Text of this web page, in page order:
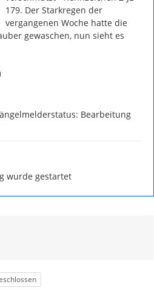
179. Der Starkregen der
vergangenen Woche hatte die
gewaschen, nun sieht es
Bearbeitung
wurde gestartet